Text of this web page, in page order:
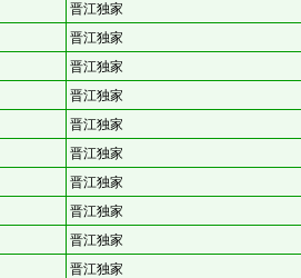
晋江独家
晋江独家
晋江独家
晋江独家
晋江独家
晋江独家
晋江独家
晋江独家
晋江独家
晋江独家